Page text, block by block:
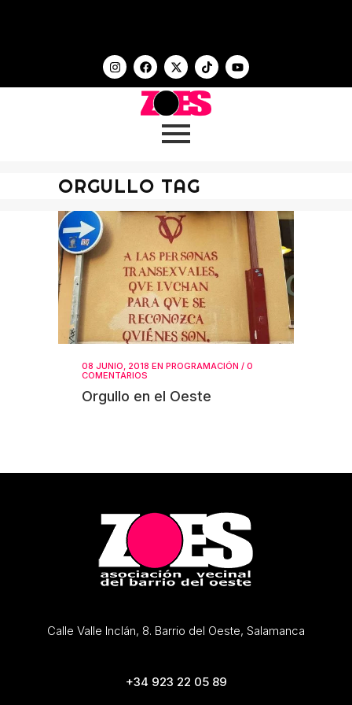
ORGULLO TAG
08 JUNIO, 2018 EN PROGRAMACIÓN / 0
COMENTARIOS
Orgullo en el Oeste
Calle Valle Inclán, 8. Barrio del Oeste, Salamanca
+34 923 22 05 89